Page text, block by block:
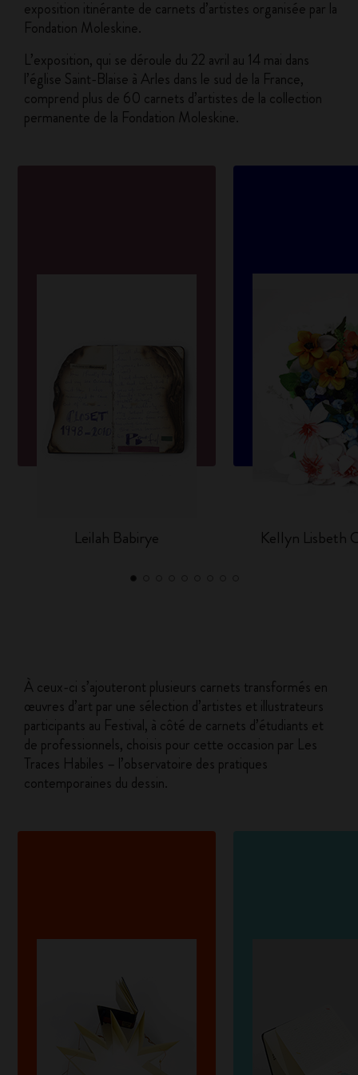
exposition itinérante de carnets d’artistes organisée par la
Fondation Moleskine.
L’exposition, qui se déroule du 22 avril au 14 mai dans
l’église Saint-Blaise à Arles dans le sud de la France,
comprend plus de 60 carnets d’artistes de la collection
permanente de la Fondation Moleskine.
Leilah Babirye Kellyn Lisbeth
À ceux-ci s’ajouteront plusieurs carnets transformés en
œuvres d’art par une sélection d’artistes et illustrateurs
participants au Festival, à côté de carnets d’étudiants et
de professionnels, choisis pour cette occasion par Les
Traces Habiles – l’observatoire des pratiques
contemporaines du dessin.